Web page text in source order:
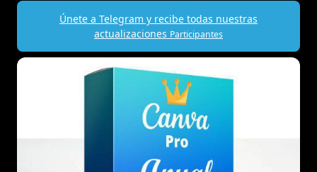
Únete a Telegram y recibe todas nuestras
actualizaciones Participantes